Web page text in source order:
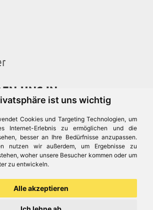
ist uns wichtig
Cookies und Targeting Technologien, um
Internet-Erlebnis zu ermöglichen und die
besser an Ihre Bedürfnisse anzupassen.
nutzen wir außerdem, um Ergebnisse zu
woher unsere Besucher kommen oder um
zu entwickeln.
Alle akzeptieren
UNS IN